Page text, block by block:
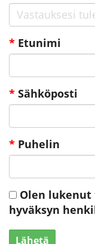
* Etunimi
* Sähköposti
* Puhelin
Olen lukenut
hyväksyn
Lähetä